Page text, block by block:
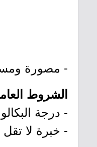
- مصورة
الشروط
- درجة
- خبرة لا